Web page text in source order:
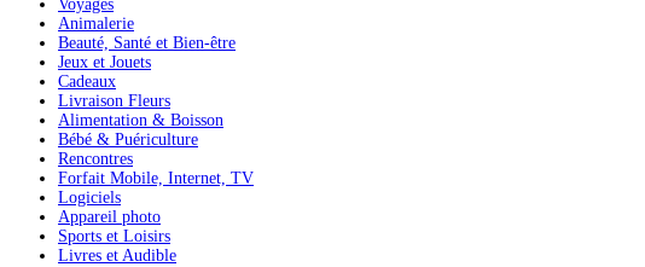
Voyages
Animalerie
Beauté, Santé et Bien-être
Jeux et Jouets
Cadeaux
Livraison Fleurs
Alimentation & Boisson
Bébé & Puériculture
Rencontres
Forfait Mobile, Internet, TV
Logiciels
Appareil photo
Sports et Loisirs
Livres et Audible